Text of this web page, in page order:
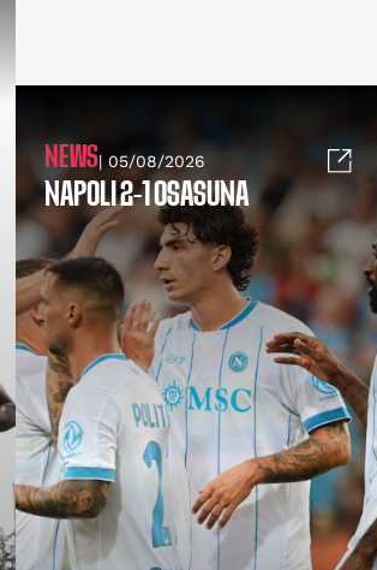
NEWS| 05/08/2026
NAPOLI 2-1 OSASUNA